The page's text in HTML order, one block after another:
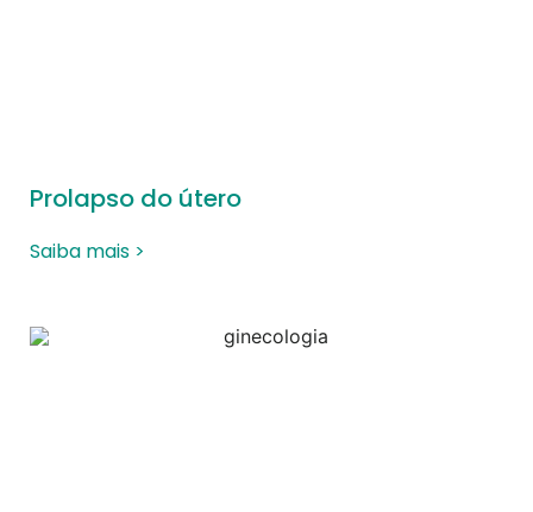
Prolapso do útero
Saiba mais >